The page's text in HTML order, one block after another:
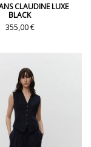
CLAUDINE LUXE
BLACK
355,00 €